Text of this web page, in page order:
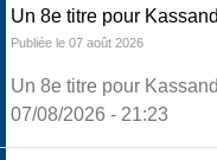
Un 8e titre pour
Publiée le 07 août 2026
Un 8e titre pour
07/08/2026 - 21:23